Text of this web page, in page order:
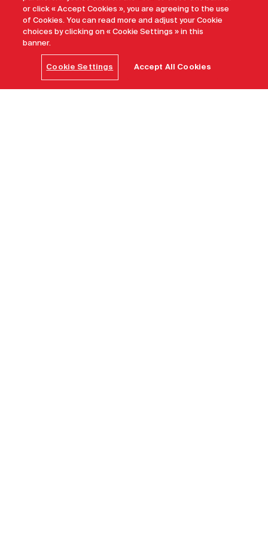
inspirantes
Trouvez l’inspiration
and MacKay
or click « Accept Cookies », you are agreeing to the use
of Cookies. You can read more and adjust your Cookie
choices by clicking on « Cookie Settings » in this
banner.
Cookie Settings Accept All Cookies